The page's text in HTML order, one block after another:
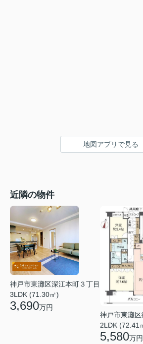
地図アプリで見る
近隣の物件
神戸市東灘区深江本町３丁目
3LDK (71.30㎡)
3,690万円
神戸市東灘区
2LDK (72.41
5,580万円